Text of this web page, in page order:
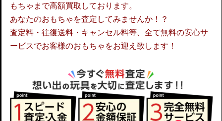
もちゃまで高額買取しております。
あなたのおもちゃを査定してみませんか！？
査定料・往復送料・キャンセル料等、全て無料の安心サ
ービスでお客様のおもちゃをお迎え致します！